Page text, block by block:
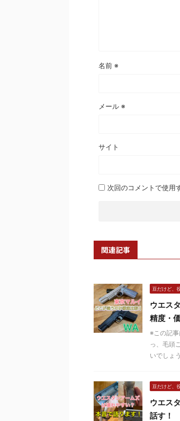
名前 ※
メール ※
サイト
次回のコメントで使用
関連記事
豆だけど、
ウエス
精度・
※この記
っ、毛頭
いでしょ
豆だけど、
ウエス
話す！